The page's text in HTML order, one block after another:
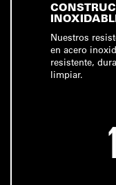
Nuestros
en acero
resistente,
limpiar.